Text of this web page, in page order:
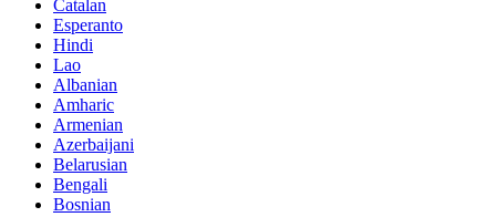
Catalan
Esperanto
Hindi
Lao
Albanian
Amharic
Armenian
Azerbaijani
Belarusian
Bengali
Bosnian